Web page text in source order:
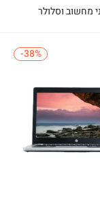
מחשוב וסלולר
-38%